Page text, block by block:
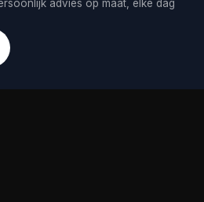
advies op maat, elke dag